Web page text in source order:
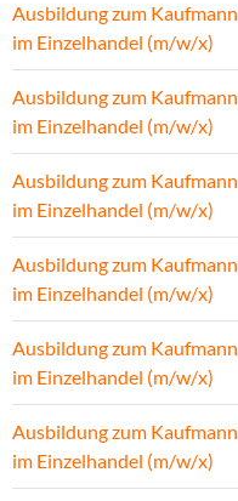
Ausbildung zum Kaufmann
im Einzelhandel (m/w/x)
Ausbildung zum Kaufmann
im Einzelhandel (m/w/x)
Ausbildung zum Kaufmann
im Einzelhandel (m/w/x)
Ausbildung zum Kaufmann
im Einzelhandel (m/w/x)
Ausbildung zum Kaufmann
im Einzelhandel (m/w/x)
Ausbildung zum Kaufmann
im Einzelhandel (m/w/x)